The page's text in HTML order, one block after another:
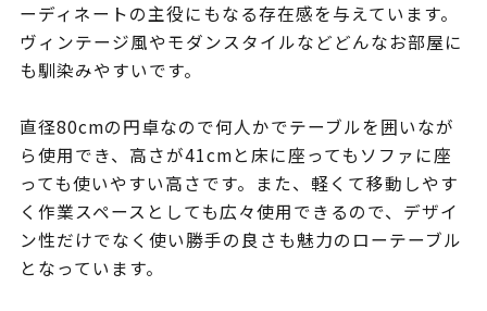
ーディネートの主役にもなる存在感を与えています。
ヴィンテージ風やモダンスタイルなどどんなお部屋に
も馴染みやすいです。
直径80cmの円卓なので何人かでテーブルを囲いなが
ら使用でき、高さが41cmと床に座ってもソファに座
っても使いやすい高さです。また、軽くて移動しやす
く作業スペースとしても広々使用できるので、デザイ
ン性だけでなく使い勝手の良さも魅力のローテーブル
となっています。